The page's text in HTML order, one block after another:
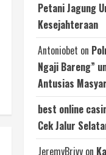
Petani Jagung
Kesejahteraan
Antoniobet on
Ngaji Bareng”
Antusias
best online
Cek Jalur
JeremyBrivy on